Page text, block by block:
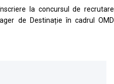
la concursul de recrutare
de Destinație în cadrul OMD